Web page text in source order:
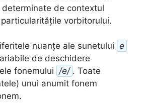
de contextul
vorbitorului.
nuanțe ale sunetului e
de deschidere
fonemului /e/ . Toate
unui anumit fonem